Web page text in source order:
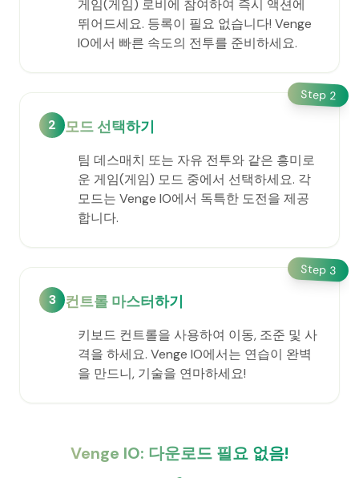
게임(게임) 로비에 참여하여 즉시 액션에
뛰어드세요. 등록이 필요 없습니다! Venge
IO에서 빠른 속도의 전투를 준비하세요.
Step 2
2 모드 선택하기
팀 데스매치 또는 자유 전투와 같은 흥미로
운 게임(게임) 모드 중에서 선택하세요. 각
모드는 Venge IO에서 독특한 도전을 제공
합니다.
Step 3
3 컨트롤 마스터하기
키보드 컨트롤을 사용하여 이동, 조준 및 사
격을 하세요. Venge IO에서는 연습이 완벽
을 만드니, 기술을 연마하세요!
Venge IO: 다운로드 필요 없음!